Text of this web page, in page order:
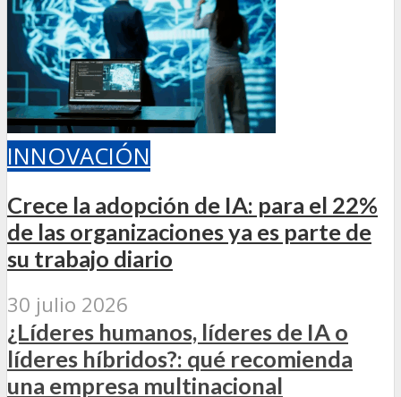
INNOVACIÓN
Crece la adopción de IA: para el 22%
de las organizaciones ya es parte de
su trabajo diario
30 julio 2026
¿Líderes humanos, líderes de IA o
líderes híbridos?: qué recomienda
una empresa multinacional